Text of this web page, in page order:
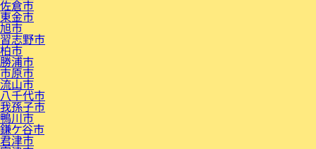
佐倉市
東金市
旭市
習志野市
柏市
勝浦市
市原市
流山市
八千代市
我孫子市
鴨川市
鎌ケ谷市
君津市